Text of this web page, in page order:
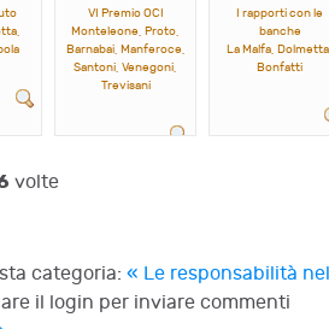
VI Premio OCI
Monteleone, Proto,
Barnabai, Manferoce,
Santoni, Venegoni,
Trevisani
I rapporti con le
banche
La Malfa,
Bonfatti
volte
categoria: « Le responsabilità
il login per inviare commenti